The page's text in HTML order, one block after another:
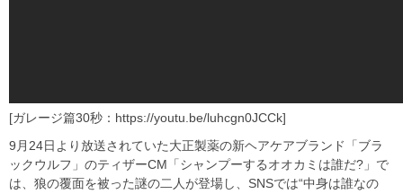
[ガレージ篇30秒：https://youtu.be/luhcgn0JCCk]
9月24日より放送されていた大正製薬の新ヘアケアブランド「ブラ
ックウルフ」のティザーCM「シャンプーするオオカミは誰だ?」で
は、狼の覆面を被った謎の二人が登場し、SNSでは“中身は誰なの